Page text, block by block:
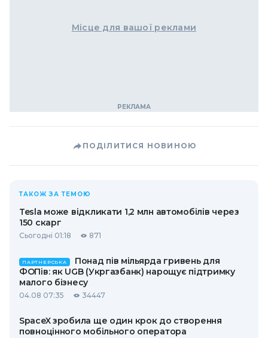
Місце для вашої реклами
ПОДІЛИТИСЯ НОВИНОЮ
ТАКОЖ ЗА ТЕМОЮ
Tesla може відкликати 1,2 млн автомобілів через
150 скарг
Сьогодні 01:18 871
ПАРТНЕРСЬКА
Понад пів мільярда гривень для
ФОПів: як UGB (Укргазбанк) нарощує підтримку
малого бізнесу
04.08 07:35 34447
SpaceX зробила ще один крок до створення
повноцінного мобільного оператора